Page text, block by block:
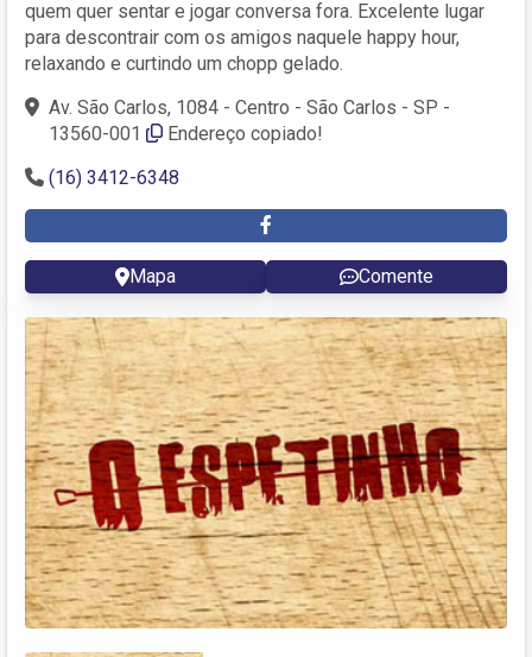
quem quer sentar e jogar conversa fora. Excelente lugar
para descontrair com os amigos naquele happy hour,
relaxando e curtindo um chopp gelado.
Av. São Carlos, 1084 - Centro - São Carlos - SP -
13560-001
Endereço copiado!
(16) 3412-6348
Mapa Comente